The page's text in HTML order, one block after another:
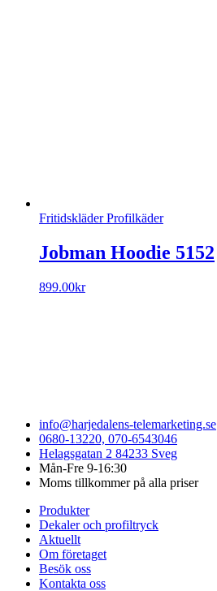
Fritidskläder Profilkäder
Jobman Hoodie 5152
899.00kr
info@harjedalens-telemarketing.se
0680-13220, 070-6543046
Helagsgatan 2 84233 Sveg
Mån-Fre 9-16:30
Moms tillkommer på alla priser
Produkter
Dekaler och profiltryck
Aktuellt
Om företaget
Besök oss
Kontakta oss